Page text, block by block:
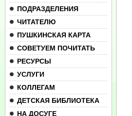
ПОДРАЗДЕЛЕНИЯ
ЧИТАТЕЛЮ
ПУШКИНСКАЯ КАРТА
СОВЕТУЕМ ПОЧИТАТЬ
РЕСУРСЫ
УСЛУГИ
КОЛЛЕГАМ
ДЕТСКАЯ БИБЛИОТЕКА
НА ДОСУГЕ